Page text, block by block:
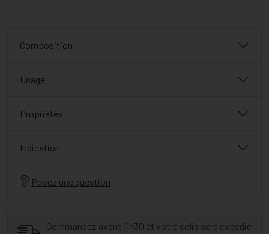
Composition
Usage
Propriétés
Indication
Posez une question
Commandez avant 11h30 et votre colis sera expédié